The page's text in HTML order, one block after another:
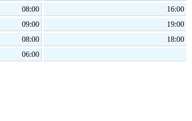
08:00
16:00
09:00
19:00
08:00
18:00
06:00